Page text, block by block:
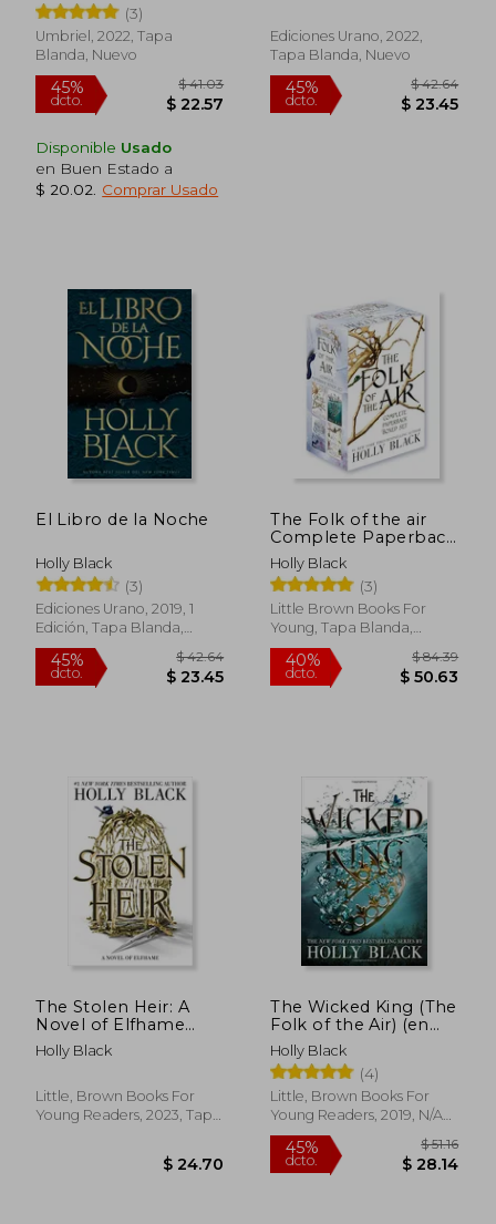
(3)
Umbriel, 2022, Tapa
Blanda, Nuevo
Disponible Usado
en Buen Estado a
$ 20.02
Comprar Usado
Ediciones Urano, 2022,
Tapa Blanda, Nuevo
El Libro de la Noche
Holly Black
(3)
Ediciones Urano, 2019, 1
Edición, Tapa Blanda,
Nuevo
The Folk of the air
Complete Paperback
Boxed set (en Inglés)
Holly Black
(3)
Little Brown Books For
Young, Tapa Blanda,
Nuevo
The Stolen Heir: A
Novel of Elfhame
(The Stolen Heir, 1)
(en Inglés)
Holly Black
Little, Brown Books For
Young Readers, 2023, Tapa
The Wicked King (The
Folk of the Air) (en
Inglés)
Holly Black
(4)
Little, Brown Books For
Young Readers, 2019, N/A
Edición, Tapa Dura, Nuevo